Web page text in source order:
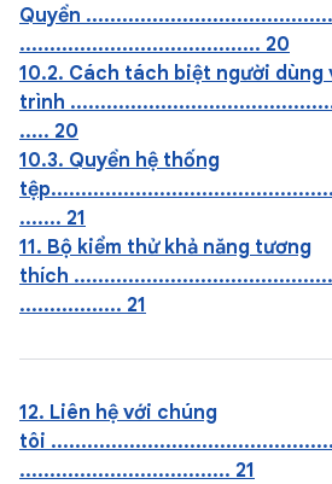
Quyền
........................................ 20
10.2. Cách tách biệt người dùng
trình
..... 20
10.3. Quyền hệ thống
....... 21
11. Bộ kiểm thử khả năng tương
thích
................. 21
12. Liên hệ với chúng
tôi
................................... 21